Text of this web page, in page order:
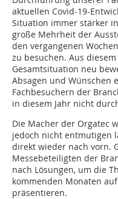
aktuellen Covid-19-
Situation immer stärker
große Mehrheit der
den vergangenen
zu besuchen. Aus
Gesamtsituation neu
Absagen und Wünschen
Fachbesuchern der
in diesem Jahr nicht
Die Macher der Orgatec
jedoch nicht entmutigen
direkt wieder nach vorn.
Messebeteiligten der
nach Lösungen, um die
kommenden Monaten
präsentieren.